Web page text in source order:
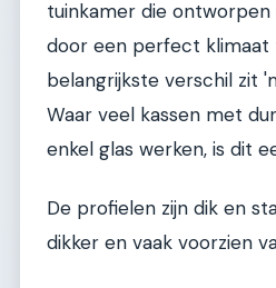
tuinkamer die
door een perfect klimaat
belangrijkste verschil zit
Waar veel kassen met
enkel glas werken, is dit
De profielen zijn dik en
dikker en vaak voorzien